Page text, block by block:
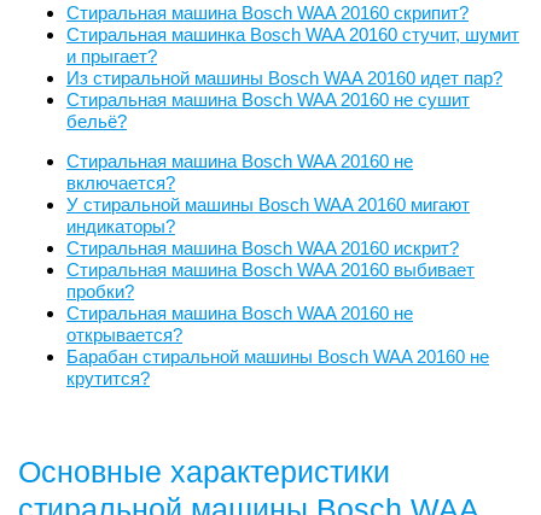
Стиральная машина Bosch WAA 20160 скрипит?
Стиральная машинка Bosch WAA 20160 стучит, шумит
и прыгает?
Из стиральной машины Bosch WAA 20160 идет пар?
Стиральная машина Bosch WAA 20160 не сушит
бельё?
Стиральная машина Bosch WAA 20160 не
включается?
У стиральной машины Bosch WAA 20160 мигают
индикаторы?
Стиральная машина Bosch WAA 20160 искрит?
Стиральная машина Bosch WAA 20160 выбивает
пробки?
Стиральная машина Bosch WAA 20160 не
открывается?
Барабан стиральной машины Bosch WAA 20160 не
крутится?
Основные характеристики